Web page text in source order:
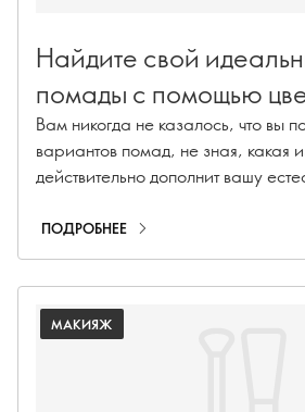
Найдите свой
помады с помощью
анализа
Вам никогда не казалось, что вы
вариантов помад, не зная, какая
действительно дополнит вашу
сезонном цветовом анализе и
идеального оттенка помады
ПОДРОБНЕЕ
МАКИЯЖ